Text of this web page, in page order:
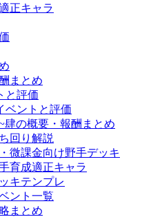
正キャラ
まとめ
と評価
ベントと評価
肆の概要・報酬まとめ
回り解説
微課金向け野手デッキ
育成適正キャラ
キテンプレ
ント一覧
まとめ